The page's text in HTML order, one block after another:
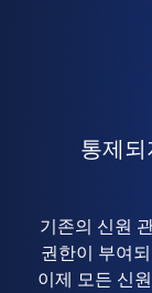
통제되
기존의 신원
권한이 부여
이제 모든 신